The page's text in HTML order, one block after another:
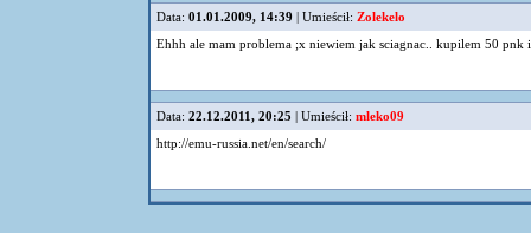
Data: 01.01.2009, 14:39 | Umieścił: Zolekelo
Ehhh ale mam problema ;x niewiem jak sciagnac.. kupilem 50
Data: 22.12.2011, 20:25 | Umieścił: mleko09
http://emu-russia.net/en/search/